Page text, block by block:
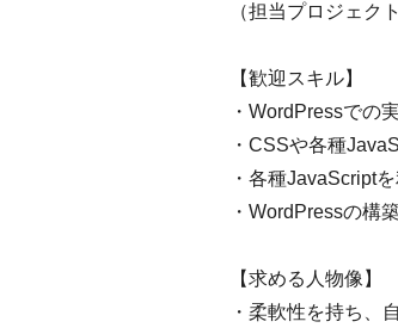
（担当プロジェク
【歓迎スキル】
・WordPressでの
・CSSや各種
・各種JavaScript
・WordPressの構
【求める人物像】
・柔軟性を持ち、